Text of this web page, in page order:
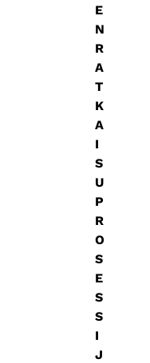
E
N
R
A
T
K
A
I
S
U
P
R
O
S
E
S
S
I
J